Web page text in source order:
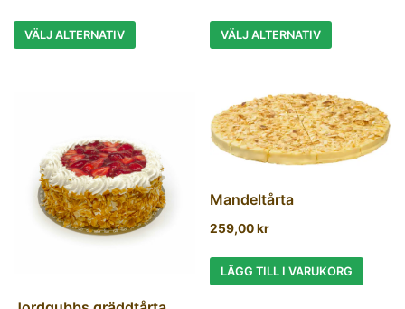
VÄLJ ALTERNATIV VÄLJ ALTERNATIV
Mandeltårta
259,00kr
LÄGG TILL I VARUKORG